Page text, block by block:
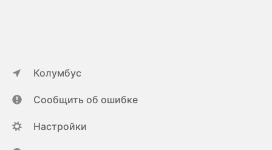
Колумбус
Сообщить об ошибке
Настройки